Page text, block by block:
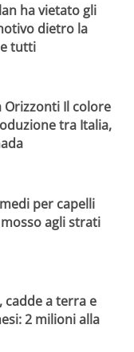
ha vietato gli
dietro la
tutti
Orizzonti Il colore
tra Italia,
per capelli
agli strati
cadde a terra e
2 milioni alla